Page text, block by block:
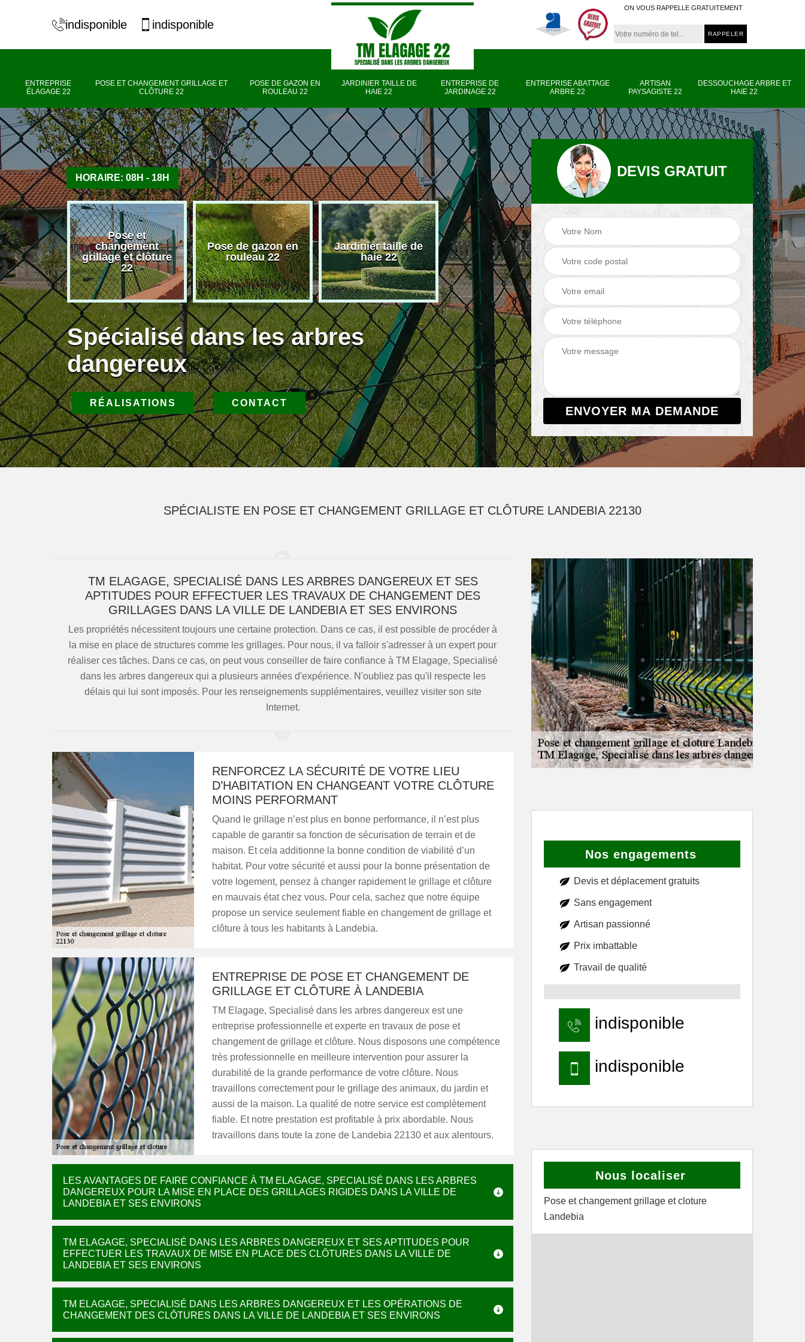
indisponible indisponible
ON VOUS RAPPELLE GRATUITEMENT
ENTREPRISE
ÉLAGAGE 22
POSE ET CHANGEMENT GRILLAGE ET
CLÔTURE 22
POSE DE GAZON EN
ROULEAU 22
JARDINIER TAILLE DE
HAIE 22
ENTREPRISE DE
JARDINAGE 22
ENTREPRISE ABATTAGE
ARBRE 22
ARTISAN
PAYSAGISTE 22
DESSOUCHAGE ARBRE ET
HAIE 22
HORAIRE: 08H - 18H
élagage
Pose et
changement
grillage et clôture
22
Pose de gazon en
rouleau 22
Jardinier taille de
haie 22
Entreprise de
jardinage 22
Entreprise abattage
arbre 22
Artisan paysagiste
22
Spécialisé dans les arbres
dangereux
RÉALISATIONS CONTACT
DEVIS GRATUIT
SPÉCIALISTE EN POSE ET CHANGEMENT GRILLAGE ET CLÔTURE LANDEBIA 22130
TM ELAGAGE, SPECIALISÉ DANS LES ARBRES DANGEREUX ET SES
APTITUDES POUR EFFECTUER LES TRAVAUX DE CHANGEMENT DES
GRILLAGES DANS LA VILLE DE LANDEBIA ET SES ENVIRONS
Les propriétés nécessitent toujours une certaine protection. Dans ce cas, il est possible de procéder à
la mise en place de structures comme les grillages. Pour nous, il va falloir s'adresser à un expert pour
réaliser ces tâches. Dans ce cas, on peut vous conseiller de faire confiance à TM Elagage, Specialisé
dans les arbres dangereux qui a plusieurs années d'expérience. N'oubliez pas qu'il respecte les
délais qui lui sont imposés. Pour les renseignements supplémentaires, veuillez visiter son site
Internet.
RENFORCEZ LA SÉCURITÉ DE VOTRE LIEU
D’HABITATION EN CHANGEANT VOTRE CLÔTURE
MOINS PERFORMANT
Quand le grillage n’est plus en bonne performance, il n’est plus
capable de garantir sa fonction de sécurisation de terrain et de
maison. Et cela additionne la bonne condition de viabilité d’un
habitat. Pour votre sécurité et aussi pour la bonne présentation de
votre logement, pensez à changer rapidement le grillage et clôture
en mauvais état chez vous. Pour cela, sachez que notre équipe
propose un service seulement fiable en changement de grillage et
clôture à tous les habitants à Landebia.
ENTREPRISE DE POSE ET CHANGEMENT DE
GRILLAGE ET CLÔTURE À LANDEBIA
TM Elagage, Specialisé dans les arbres dangereux est une
entreprise professionnelle et experte en travaux de pose et
changement de grillage et clôture. Nous disposons une compétence
très professionnelle en meilleure intervention pour assurer la
durabilité de la grande performance de votre clôture. Nous
travaillons correctement pour le grillage des animaux, du jardin et
aussi de la maison. La qualité de notre service est complètement
fiable. Et notre prestation est profitable à prix abordable. Nous
travaillons dans toute la zone de Landebia 22130 et aux alentours.
LES AVANTAGES DE FAIRE CONFIANCE À TM ELAGAGE, SPECIALISÉ DANS LES ARBRES
DANGEREUX POUR LA MISE EN PLACE DES GRILLAGES RIGIDES DANS LA VILLE DE
LANDEBIA ET SES ENVIRONS
TM ELAGAGE, SPECIALISÉ DANS LES ARBRES DANGEREUX ET SES APTITUDES POUR
EFFECTUER LES TRAVAUX DE MISE EN PLACE DES CLÔTURES DANS LA VILLE DE
LANDEBIA ET SES ENVIRONS
TM ELAGAGE, SPECIALISÉ DANS LES ARBRES DANGEREUX ET LES OPÉRATIONS DE
CHANGEMENT DES CLÔTURES DANS LA VILLE DE LANDEBIA ET SES ENVIRONS
Nos engagements
Devis et déplacement gratuits
Sans engagement
Artisan passionné
Prix imbattable
Travail de qualité
indisponible
indisponible
Nous localiser
Pose et changement grillage et cloture
Landebia